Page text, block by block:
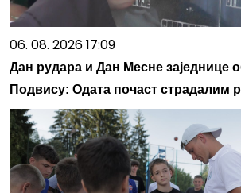
06. 08. 2026 17:09
Дан рудара и Дан Месне заједнице
Подвису: Одата почаст страдалим